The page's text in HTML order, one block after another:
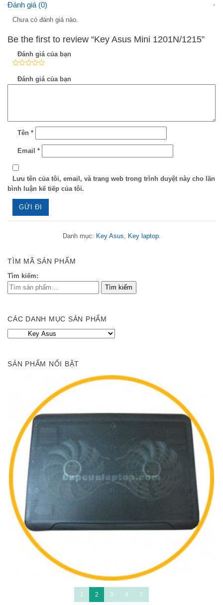
Đánh giá (0)
Chưa có đánh giá nào.
Be the first to review “Key Asus Mini 1201N/1215”
Đánh giá của bạn
Đánh giá của bạn
Tên *
Email *
Lưu tên của tôi, email, và trang web trong trình duyệt này cho lần
bình luận kế tiếp của tôi.
Danh mục: Key Asus, Key laptop.
TÌM MÃ SẢN PHẨM
Tìm kiếm:
CÁC DANH MỤC SẢN PHẨM
SẢN PHẨM NỔI BẬT
1 2 3 4 5